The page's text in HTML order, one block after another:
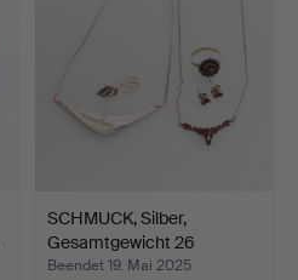
SCHMUCK, Silber,
Gesamtgewicht 26
Gramm.
Beendet 19. Mai 2025